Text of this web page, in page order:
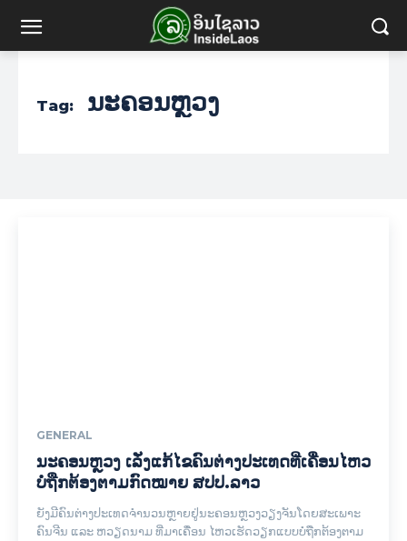
Tag: ນະຄອນຫຼວງ
GENERAL
ນະຄອນຫຼວງ ເລັ່ງແກ້ໄຂຄົນຕ່າງປະເທດທີ່ເຄື່ອນໄຫວ
ບໍ່ຖືກຕ້ອງຕາມກົດໝາຍ ສປປ.ລາວ
ຍັງມີຄົນຕ່າງປະເທດຈຳນວນຫຼາຍຢູ່ນະຄອນຫຼວງວຽງຈັນໂດຍສະເພາະ
ຄົນຈີນ ແລະ ຫວຽດນາມ ທີ່ມາເຄື່ອນ ໄຫວເຮັດວຽກແບບບໍ່ຖືກຕ້ອງຕາມ